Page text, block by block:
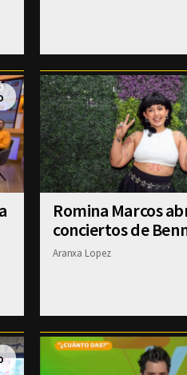
Romina Marcos
conciertos de
Aranxa Lopez